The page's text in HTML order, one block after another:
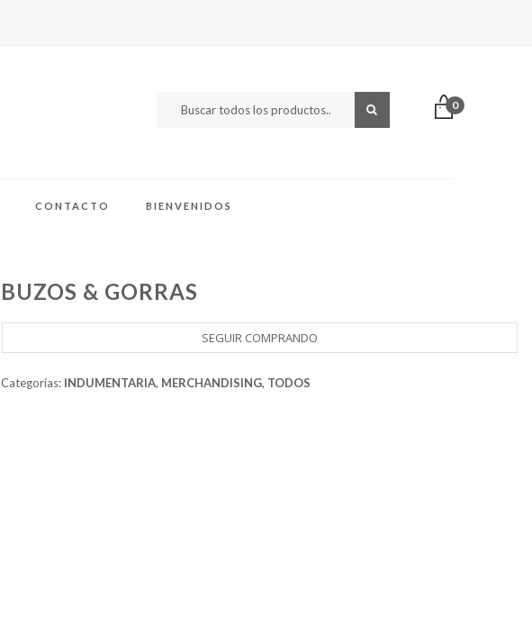
0
CONTACTO BIENVENIDOS
BUZOS & GORRAS
SEGUIR COMPRANDO
Categorías: INDUMENTARIA, MERCHANDISING, TODOS